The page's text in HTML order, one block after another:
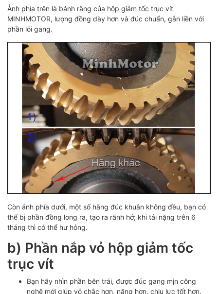
Ảnh phía trên là bánh răng của hộp giảm tốc trục vít
MINHMOTOR, lượng đồng dày hơn và đúc chuẩn, gắn liền với
phần lõi gang.
Còn ảnh phía dưới, một số hãng đúc khuân không đều, bạn có
thể bị phần đồng long ra, tạo ra rãnh hở; khi tải nặng trên 6
tháng thì có thể hư hỏng.
b) Phần nắp vỏ hộp giảm tốc
trục vít
Bạn hãy nhìn phần bên trái, được đúc gang mịn công
nghệ mới giúp vỏ chắc hơn, nặng hơn, chịu lực tốt hơn.